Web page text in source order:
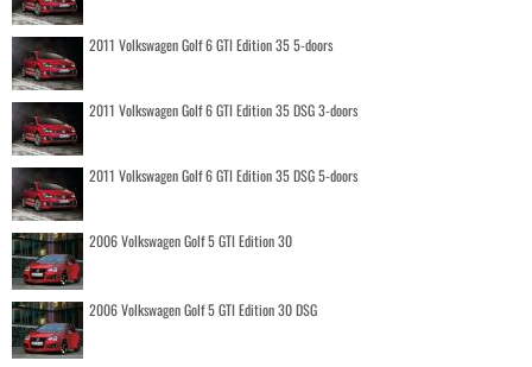
2011 Volkswagen Golf 6 GTI Edition 35 5-doors
2011 Volkswagen Golf 6 GTI Edition 35 DSG 3-doors
2011 Volkswagen Golf 6 GTI Edition 35 DSG 5-doors
2006 Volkswagen Golf 5 GTI Edition 30
2006 Volkswagen Golf 5 GTI Edition 30 DSG